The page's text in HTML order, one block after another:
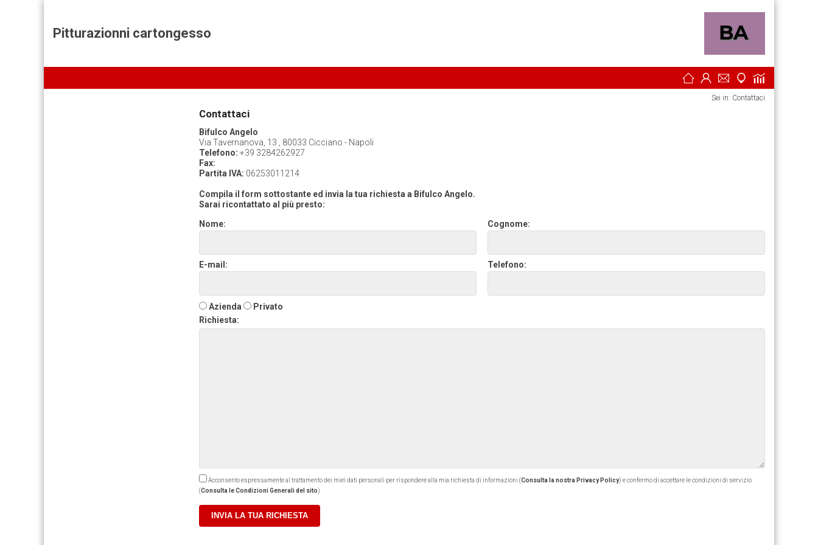
Pitturazionni cartongesso
Sei in: Contattaci
Contattaci
Bifulco Angelo
Via Tavernanova, 13 , 80033 Cicciano - Napoli
Telefono: +39 3284262927
Fax:
Partita IVA: 06253011214
Compila il form sottostante ed invia la tua richiesta a Bifulco Angelo.
Sarai ricontattato al più presto:
Nome:
Cognome:
E-mail: Telefono:
Azienda
Privato
Richiesta:
Acconsento espressamente al trattamento dei miei dati personali per rispondere alla mia richiesta di informazioni (Consulta la nostra Privacy Policy) e confermo di accettare le condizioni di servizio
(Consulta le Condizioni Generali del sito)
INVIA LA TUA RICHIESTA